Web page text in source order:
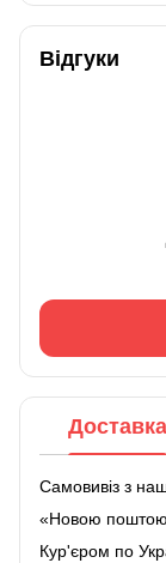
Відгуки
Доставка
Самовивіз з
«Новою
Кур'єром по